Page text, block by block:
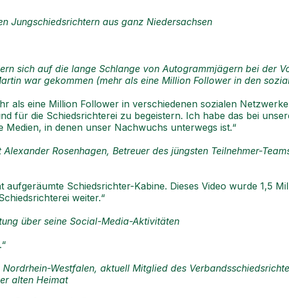
Jungschiedsrichtern aus ganz Niedersachsen
sich auf die lange Schlange von Autogrammjägern bei der
war gekommen (mehr als eine Million Follower in den
als eine Million Follower in verschiedenen sozialen
für die Schiedsrichterei zu begeistern. Ich habe das bei
Medien, in denen unser Nachwuchs unterwegs ist.“
Rosenhagen, Betreuer des jüngsten Teilnehmer-
aufgeräumte Schiedsrichter-Kabine. Dieses Video wurde 1,5
weiter.“
über seine Social-Media-Aktivitäten
Westfalen, aktuell Mitglied des
alten Heimat